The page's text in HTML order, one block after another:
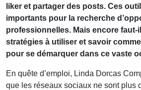
liker et partager des posts. Ces
importants pour la recherche
professionnelles. Mais encore faut-
stratégies à utiliser et savoir
pour se démarquer dans ce vaste
En quête d’emploi, Linda Dorcas
que les réseaux sociaux ne sont plus